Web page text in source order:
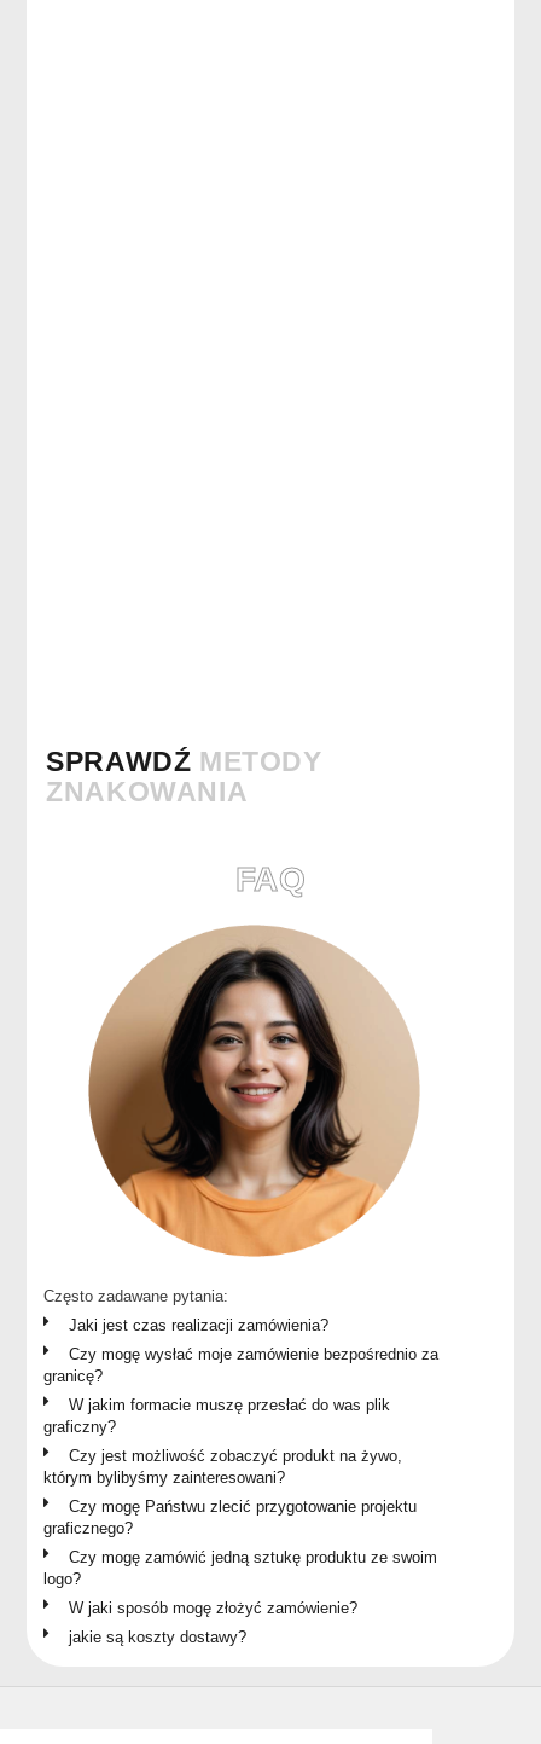
SPRAWDŹ METODY
ZNAKOWANIA
FAQ
Często zadawane pytania:
Jaki jest czas realizacji zamówienia?
Czy mogę wysłać moje zamówienie bezpośrednio za
granicę?
W jakim formacie muszę przesłać do was plik
graficzny?
Czy jest możliwość zobaczyć produkt na żywo,
którym bylibyśmy zainteresowani?
Czy mogę Państwu zlecić przygotowanie projektu
graficznego?
Czy mogę zamówić jedną sztukę produktu ze swoim
logo?
W jaki sposób mogę złożyć zamówienie?
jakie są koszty dostawy?